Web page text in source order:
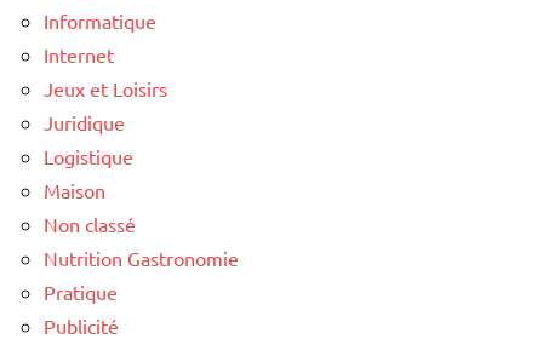
Informatique
Internet
Jeux et Loisirs
Juridique
Logistique
Maison
Non classé
Nutrition Gastronomie
Pratique
Publicité